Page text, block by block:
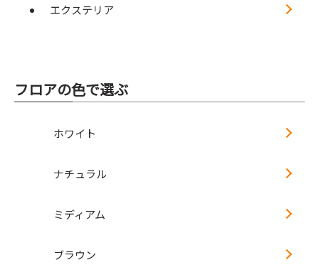
エクステリア
フロアの色で選ぶ
ホワイト
ナチュラル
ミディアム
ブラウン